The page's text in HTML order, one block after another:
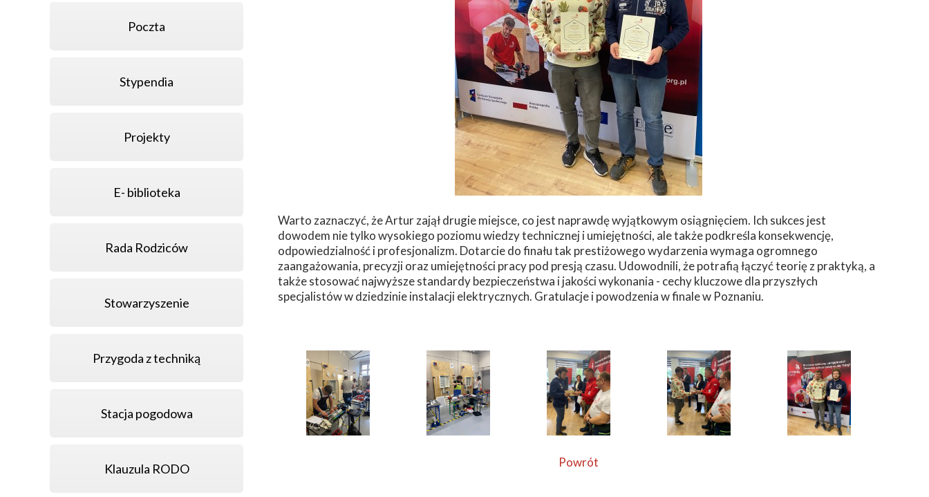
Warto zaznaczyć, że Artur zajął drugie miejsce, co jest naprawdę wyjątkowym osiągnięciem. Ich sukces jest
dowodem nie tylko wysokiego poziomu wiedzy technicznej i umiejętności, ale także podkreśla konsekwencję,
odpowiedzialność i profesjonalizm. Dotarcie do finału tak prestiżowego wydarzenia wymaga ogromnego
zaangażowania, precyzji oraz umiejętności pracy pod presją czasu. Udowodnili, że potrafią łączyć teorię z praktyką, a
także stosować najwyższe standardy bezpieczeństwa i jakości wykonania - cechy kluczowe dla przyszłych
specjalistów w dziedzinie instalacji elektrycznych. Gratulacje i powodzenia w finale w Poznaniu.
Powrót
Poczta
Stypendia
Projekty
E- biblioteka
Rada Rodziców
Stowarzyszenie
Przygoda z techniką
Stacja pogodowa
Klauzula RODO